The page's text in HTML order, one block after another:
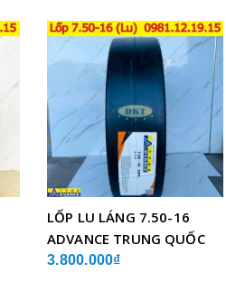
LỐP LU LÁNG 7.50-16
ADVANCE TRUNG QUỐC
3.800.000₫